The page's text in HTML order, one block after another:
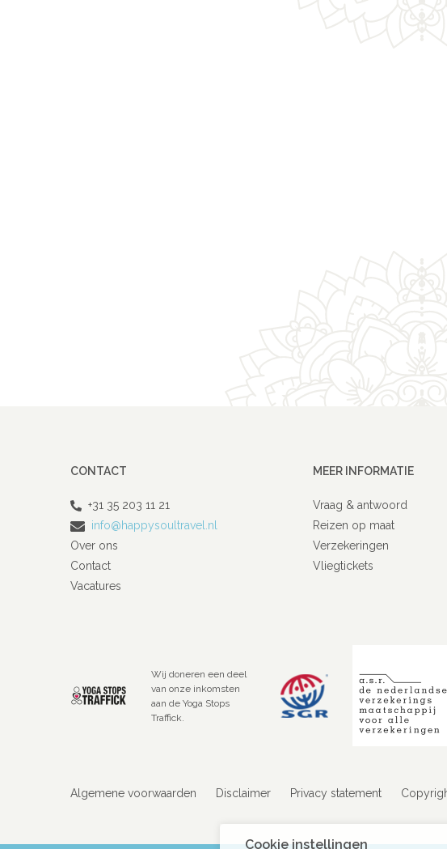
CONTACT
+31 35 203 11 21
info@happysoultravel.nl
Over ons
Contact
Vacatures
MEER INFORMATIE
Vraag & antwoord
Reizen op maat
Verzekeringen
Vliegtickets
Wij doneren een deel
van onze inkomsten
aan de Yoga Stops
Traffick.
Algemene voorwaarden Disclaimer Privacy statement
Cookie instellingen